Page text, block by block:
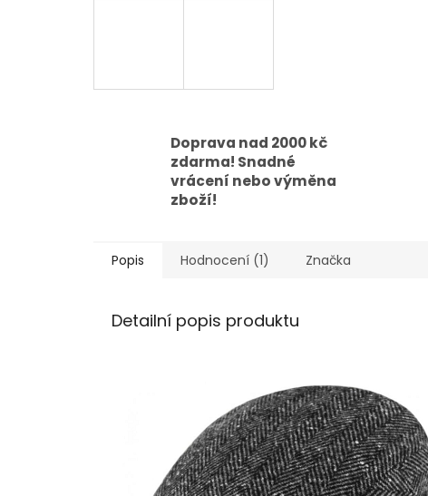
Doprava nad 2000 kč
zdarma! Snadné
vrácení nebo výměna
zboží!
Popis Hodnocení (1) Značka
Detailní popis produktu